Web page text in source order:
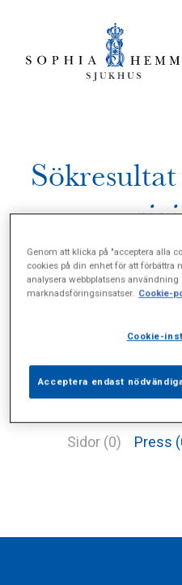
Sidor (0) Press
Genom att klicka på "acceptera alla
cookies på din enhet för att förbättra
analysera webbplatsens användning
marknadsföringsinsatser. Cookie-
Cookie-
Acceptera endast